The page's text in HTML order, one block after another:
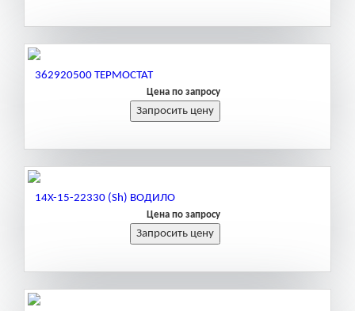
362920500 ТЕРМОСТАТ
Цена по запросу
14X-15-22330 (Sh) ВОДИЛО
Цена по запросу